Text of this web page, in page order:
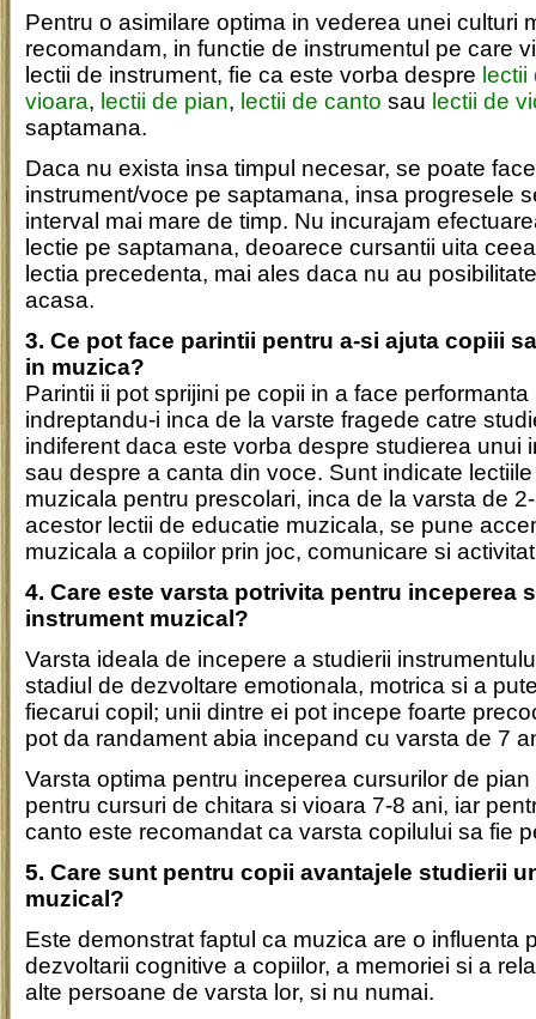
Pentru o asimilare optima in vederea unei culturi
recomandam, in functie de instrumentul pe care
lectii de instrument, fie ca este vorba despre
vioara, lectii de pian, lectii de canto sau lectii de
saptamana.
Daca nu exista insa timpul necesar, se poate
instrument/voce pe saptamana, insa progresele
interval mai mare de timp. Nu incurajam
lectie pe saptamana, deoarece cursantii uita
lectia precedenta, mai ales daca nu au
acasa.
3. Ce pot face parintii pentru a-si ajuta copiii
in muzica?
Parintii ii pot sprijini pe copii in a face
indreptandu-i inca de la varste fragede catre
indiferent daca este vorba despre studierea unui
sau despre a canta din voce. Sunt indicate
muzicala pentru prescolari, inca de la varsta de
acestor lectii de educatie muzicala, se pune
muzicala a copiilor prin joc, comunicare si
4. Care este varsta potrivita pentru inceperea
instrument muzical?
Varsta ideala de incepere a studierii
stadiul de dezvoltare emotionala, motrica si a
fiecarui copil; unii dintre ei pot incepe foarte
pot da randament abia incepand cu varsta de 7
Varsta optima pentru inceperea cursurilor de
pentru cursuri de chitara si vioara 7-8 ani, iar
canto este recomandat ca varsta copilului sa fie
5. Care sunt pentru copii avantajele studierii
muzical?
Este demonstrat faptul ca muzica are o influenta
dezvoltarii cognitive a copiilor, a memoriei si a
alte persoane de varsta lor, si nu numai.